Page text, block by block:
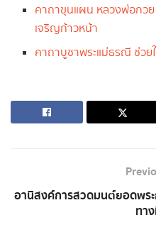
คาถาขุนแผน หลวงพ่อกว
เจริญก้าวหน้า
คาถาบูชาพระแม่ธรณี ช่วย
อานิสงค์การสวดมนต์ยอดพร
ทา